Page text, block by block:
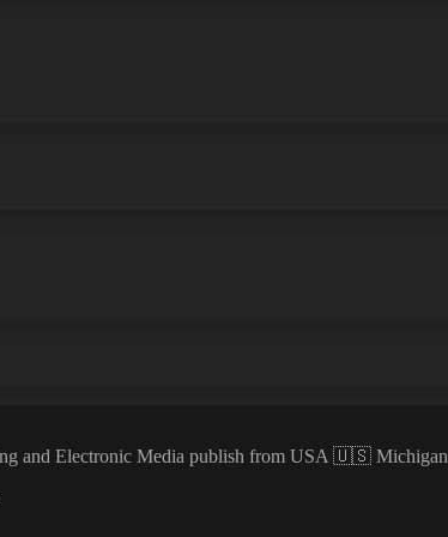
and Electronic Media publish from USA 🇺🇸 Michigan